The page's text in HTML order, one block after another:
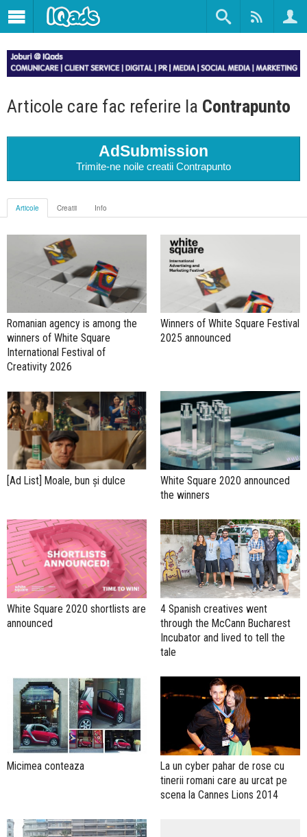
Articole care fac referire la Contrapunto
AdSubmission
Trimite-ne noile creatii Contrapunto
Articole Creatii Info
Romanian agency is among the
winners of White Square
International Festival of
Creativity 2026
Winners of White Square Festival
2025 announced
[Ad List] Moale, bun și dulce
White Square 2020 announced
the winners
White Square 2020 shortlists are
announced
4 Spanish creatives went
through the McCann Bucharest
Incubator and lived to tell the
tale
Micimea conteaza
La un cyber pahar de rose cu
tinerii romani care au urcat pe
scena la Cannes Lions 2014